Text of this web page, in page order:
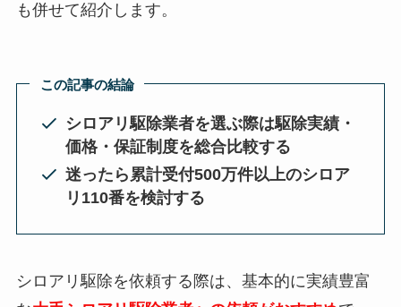
も併せて紹介します。
この記事の結論
シロアリ駆除業者を選ぶ際は駆除実績・
価格・保証制度を総合比較する
迷ったら累計受付500万件以上のシロア
リ110番を検討する
シロアリ駆除を依頼する際は、基本的に実績豊富